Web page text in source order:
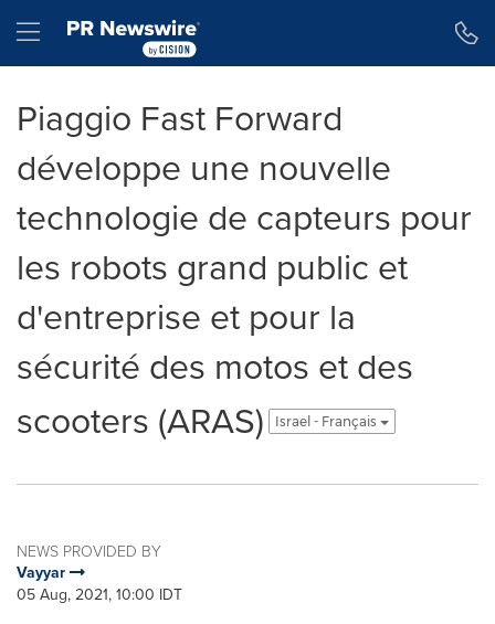
Hamburger menu
Piaggio Fast Forward
développe une nouvelle
technologie de capteurs pour
les robots grand public et
d'entreprise et pour la
sécurité des motos et des
scooters (ARAS)
Israel - Français
NEWS PROVIDED BY
Vayyar
05 Aug, 2021, 10:00 IDT